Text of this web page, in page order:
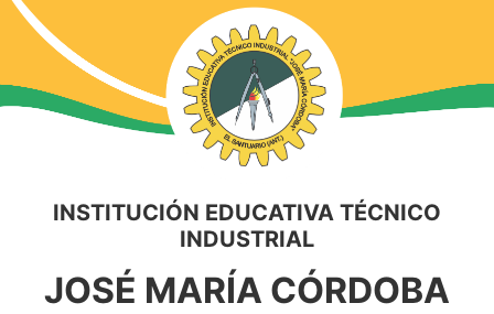
INSTITUCIÓN EDUCATIVA TÉCNICO
INDUSTRIAL
JOSÉ MARÍA CÓRDOBA